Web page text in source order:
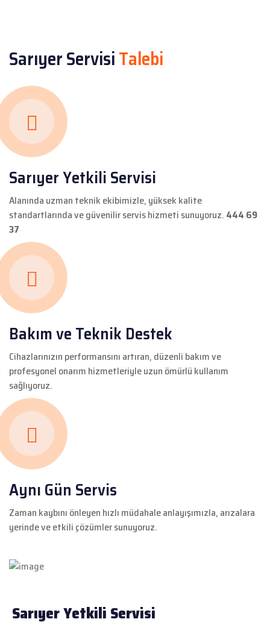
Sarıyer ServisiTalebi
Sarıyer Yetkili Servisi
Alanında uzman teknik ekibimizle, yüksek kalite
standartlarında ve güvenilir servis hizmeti sunuyoruz. 444 69
37
Bakım ve Teknik Destek
Cihazlarınızın performansını artıran, düzenli bakım ve
profesyonel onarım hizmetleriyle uzun ömürlü kullanım
sağlıyoruz.
Aynı Gün Servis
Zaman kaybını önleyen hızlı müdahale anlayışımızla, arızalara
yerinde ve etkili çözümler sunuyoruz.
Sarıyer Yetkili Servisi